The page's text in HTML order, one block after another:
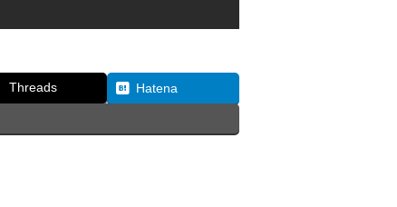
Threads Hatena